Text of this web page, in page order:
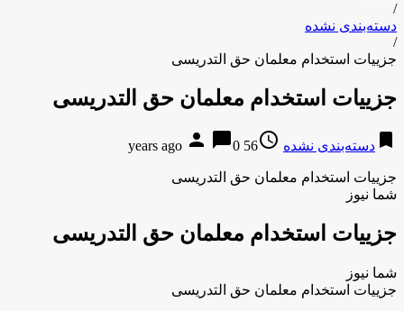
/
دسته‌بندی نشده
/
جزییات استخدام معلمان حق التدریسی
جزییات استخدام معلمان حق التدریسی
bookmark دسته‌بندی نشده access_time
56 years ago
person chat_bubble0
جزییات استخدام معلمان حق التدریسی
شما نیوز
جزییات استخدام معلمان حق التدریسی
شما نیوز
جزییات استخدام معلمان حق التدریسی